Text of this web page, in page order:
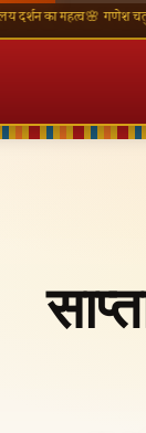
🌸 गणेश चतुर्थी —